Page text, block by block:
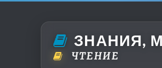
ЗНАНИЯ,
ЧТЕНИЕ